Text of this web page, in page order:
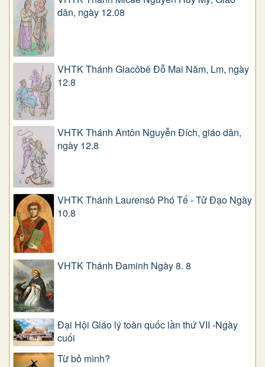
dân, ngày 12.08
VHTK Thánh Giacôbê Ðỗ Mai Năm, Lm, ngày
12.8
VHTK Thánh Antôn Nguyễn Ðích, giáo dân,
ngày 12.8
VHTK Thánh Laurensô Phó Tế - Tử Đạo Ngày
10.8
VHTK Thánh Đaminh Ngày 8. 8
Đại Hội Giáo lý toàn quốc lần thứ VII -Ngày
cuối
Từ bỏ mình?